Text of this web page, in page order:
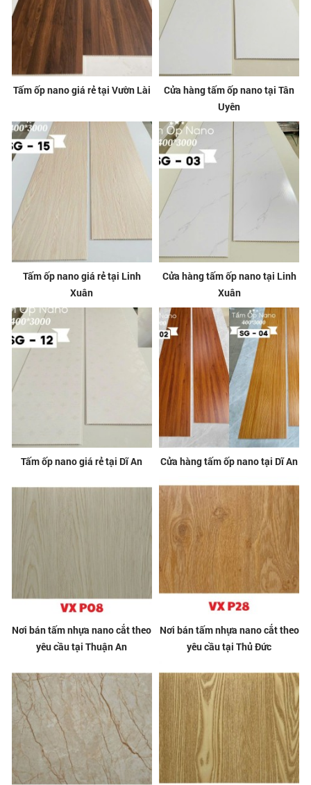
Tấm ốp nano giá rẻ tại Vườn Lài
Cửa hàng tấm ốp nano tại Tân
Uyên
Tấm ốp nano giá rẻ tại Linh
Xuân
Cửa hàng tấm ốp nano tại Linh
Xuân
Tấm ốp nano giá rẻ tại Dĩ An Cửa hàng tấm ốp nano tại Dĩ An
Nơi bán tấm nhựa nano cắt theo
yêu cầu tại Thuận An
Nơi bán tấm nhựa nano cắt theo
yêu cầu tại Thủ Đức